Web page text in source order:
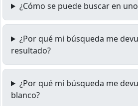
¿Cómo se puede buscar en
¿Por qué mi búsqueda me
resultado?
¿Por qué mi búsqueda me
blanco?